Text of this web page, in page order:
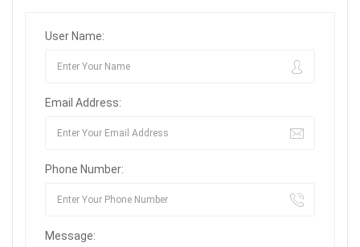
User Name:
Email Address:
Phone Number:
Message: